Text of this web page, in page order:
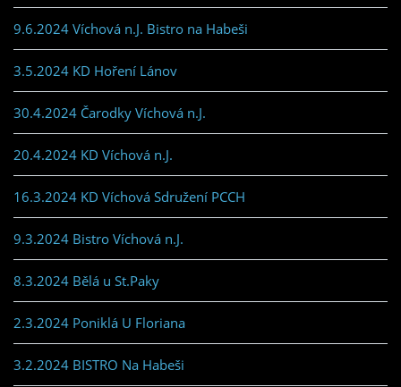
9.6.2024 Víchová n.J. Bistro na Habeši
3.5.2024 KD Hoření Lánov
30.4.2024 Čarodky Víchová n.J.
20.4.2024 KD Víchová n.J.
16.3.2024 KD Víchová Sdružení PCCH
9.3.2024 Bistro Víchová n.J.
8.3.2024 Bělá u St.Paky
2.3.2024 Poniklá U Floriana
3.2.2024 BISTRO Na Habeši